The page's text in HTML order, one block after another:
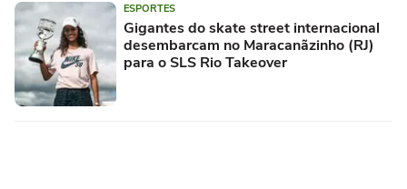
ESPORTES
Gigantes do skate street internacional
desembarcam no Maracanãzinho (RJ)
para o SLS Rio Takeover